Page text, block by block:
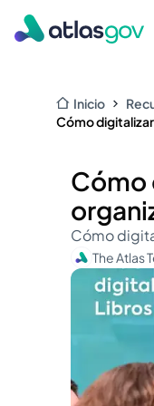
Inicio
Cómo
Cómo
Cómo
The Atlas